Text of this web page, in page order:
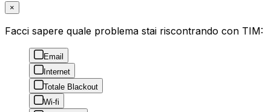
×
Facci sapere quale problema stai riscontrando con TIM:
Email
Internet
Totale Blackout
Wi-fi